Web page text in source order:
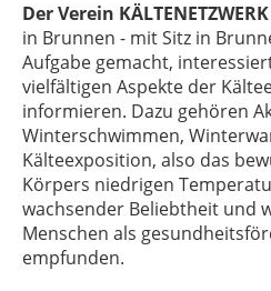
Der Verein KÄLTENETZWERK
in Brunnen - mit Sitz in
Aufgabe gemacht,
vielfältigen Aspekte der
informieren. Dazu gehören
Winterschwimmen,
Kälteexposition, also das
Körpers niedrigen
wachsender Beliebtheit und
Menschen als
empfunden.